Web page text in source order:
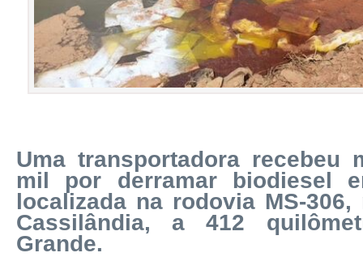
Uma transportadora recebeu
mil por derramar biodiesel
localizada na rodovia MS-
Cassilândia, a 412
Grande.